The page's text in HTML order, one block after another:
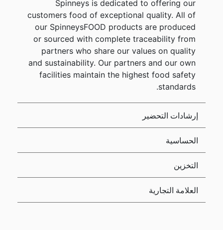
Spinneys is dedicated to offering our
customers food of exceptional quality. All of
our SpinneysFOOD products are produced
or sourced with complete traceability from
partners who share our values on quality
and sustainability. Our partners and our own
facilities maintain the highest food safety
standards.
إرشادات التحضير
الحساسية
التخزين
العلامة التجارية